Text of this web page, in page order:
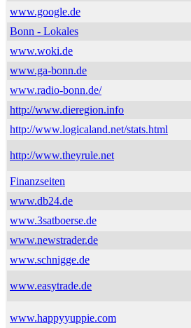
www.google.de
Bonn - Lokales
www.woki.de
www.ga-bonn.de
www.radio-bonn.de/
http://www.dieregion.info
http://www.logicaland.net/stats.html
http://www.theyrule.net
Finanzseiten
www.db24.de
www.3satboerse.de
www.newstrader.de
www.schnigge.de
www.easytrade.de
www.happyyuppie.com